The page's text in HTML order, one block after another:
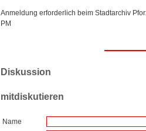
Anmeldung erforderlich beim Stadtarchiv
PM
Diskussion
mitdiskutieren
Name